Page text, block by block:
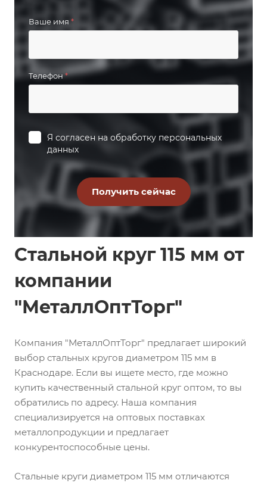
Ваше имя *
Телефон*
Я согласен на обработку персональных
данных
Стальной круг 115 мм от
компании
"МеталлОптТорг"
Компания "МеталлОптТорг" предлагает широкий
выбор стальных кругов диаметром 115 мм в
Краснодаре. Если вы ищете место, где можно
купить качественный стальной круг оптом, то вы
обратились по адресу. Наша компания
специализируется на оптовых поставках
металлопродукции и предлагает
конкурентоспособные цены.
Стальные круги диаметром 115 мм отличаются